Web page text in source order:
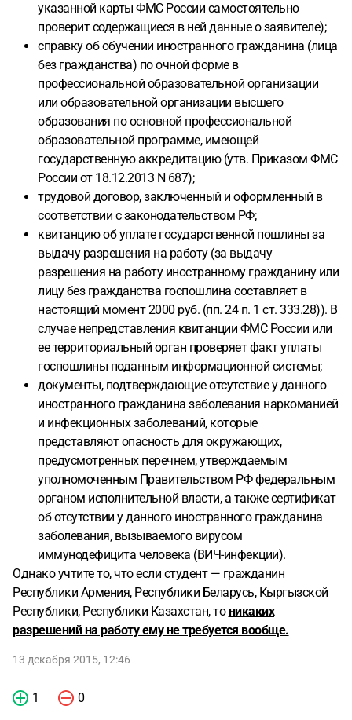
указанной карты ФМС России самостоятельно
проверит содержащиеся в ней данные о заявителе);
справку об обучении иностранного гражданина (лица
без гражданства) по очной форме в
профессиональной образовательной организации
или образовательной организации высшего
образования по основной профессиональной
образовательной программе, имеющей
государственную аккредитацию (утв. Приказом ФМС
России от 18.12.2013 N 687);
трудовой договор, заключенный и оформленный в
соответствии с законодательством РФ;
квитанцию об уплате государственной пошлины за
выдачу разрешения на работу (за выдачу
разрешения на работу иностранному гражданину или
лицу без гражданства госпошлина составляет в
настоящий момент 2000 руб. (пп. 24 п. 1 ст. 333.28)). В
случае непредставления квитанции ФМС России или
ее территориальный орган проверяет факт уплаты
госпошлины поданным информационной системы;
документы, подтверждающие отсутствие у данного
иностранного гражданина заболевания наркоманией
и инфекционных заболеваний, которые
представляют опасность для окружающих,
предусмотренных перечнем, утверждаемым
уполномоченным Правительством РФ федеральным
органом исполнительной власти, а также сертификат
об отсутствии у данного иностранного гражданина
заболевания, вызываемого вирусом
иммунодефицита человека (ВИЧ-инфекции).
Однако учтите то, что если студент — гражданин
Республики Армения, Республики Беларусь, Кыргызской
Республики, Республики Казахстан, тоникаких
разрешений на работу ему не требуется вообще.
13 декабря 2015, 12:46
1 0